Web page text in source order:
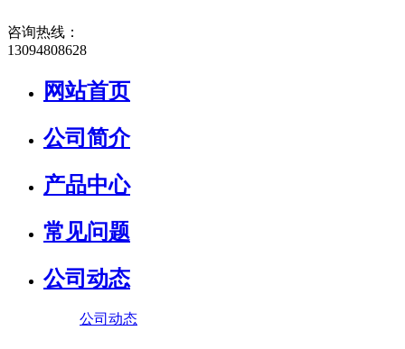
咨询热线：
13094808628
网站首页
公司简介
产品中心
常见问题
公司动态
公司动态